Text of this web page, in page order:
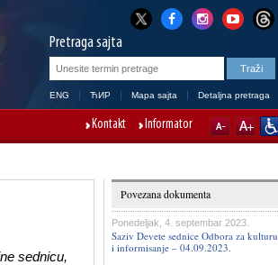
Pretraga sajta
ENG ЋИР Mapa sajta Detaljna pretraga
Kontakt Informator
sednicu,
Povezana dokumenta
Ponedeljak, 4. septembar 2023.
Saziv Devete sednice Odbora za kulturu
i informisanje – 04.09.2023.